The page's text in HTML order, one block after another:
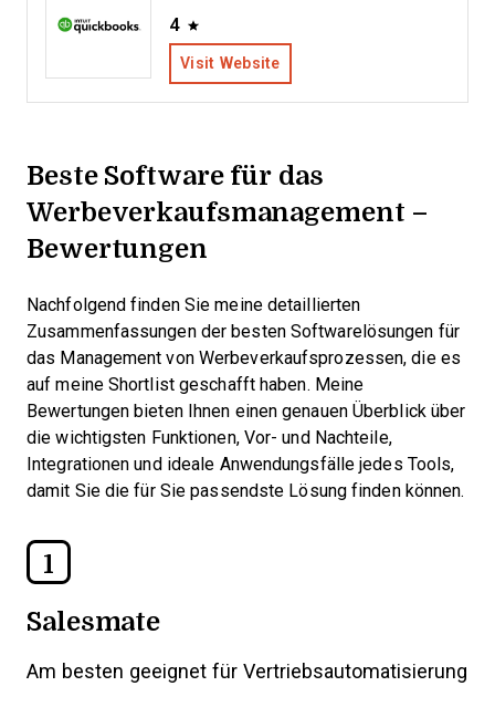
4
Visit Website
Beste Software für das
Werbeverkaufsmanagement –
Bewertungen
Nachfolgend finden Sie meine detaillierten
Zusammenfassungen der besten Softwarelösungen für
das Management von Werbeverkaufsprozessen, die es
auf meine Shortlist geschafft haben. Meine
Bewertungen bieten Ihnen einen genauen Überblick über
die wichtigsten Funktionen, Vor- und Nachteile,
Integrationen und ideale Anwendungsfälle jedes Tools,
damit Sie die für Sie passendste Lösung finden können.
1
Salesmate
Am besten geeignet für Vertriebsautomatisierung